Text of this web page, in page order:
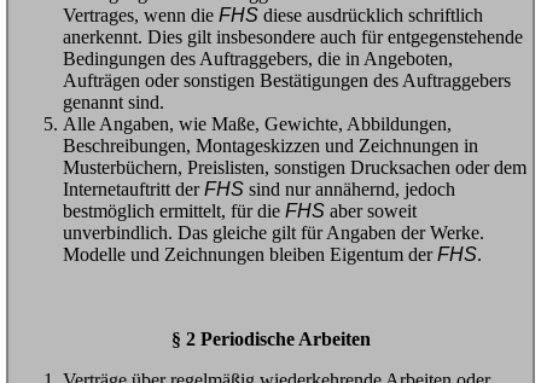
Vertrages, wenn die FHS diese ausdrücklich schriftlich
anerkennt. Dies gilt insbesondere auch für entgegenstehende
Bedingungen des Auftraggebers, die in Angeboten,
Aufträgen oder sonstigen Bestätigungen des Auftraggebers
genannt sind.
Alle Angaben, wie Maße, Gewichte, Abbildungen,
Beschreibungen, Montageskizzen und Zeichnungen in
Musterbüchern, Preislisten, sonstigen Drucksachen oder dem
Internetauftritt derFHS sind nur annähernd, jedoch
bestmöglich ermittelt, für die FHS aber soweit
unverbindlich. Das gleiche gilt für Angaben der Werke.
Modelle und Zeichnungen bleiben Eigentum derFHS.
§ 2 Periodische Arbeiten